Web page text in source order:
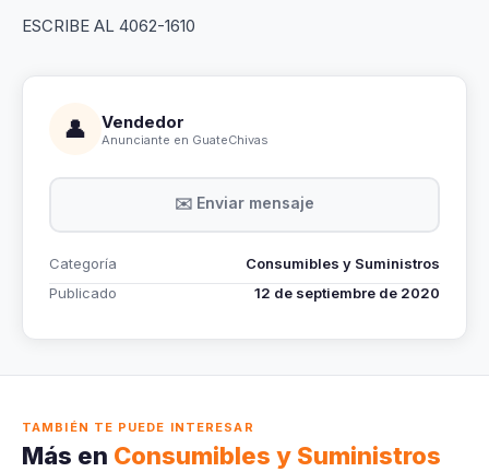
ESCRIBE AL 4062-1610
👤 Vendedor
Anunciante en GuateChivas
✉️ Enviar mensaje
Categoría
Consumibles y Suministros
Publicado
12 de septiembre de 2020
TAMBIÉN TE PUEDE INTERESAR
Más en Consumibles y Suministros